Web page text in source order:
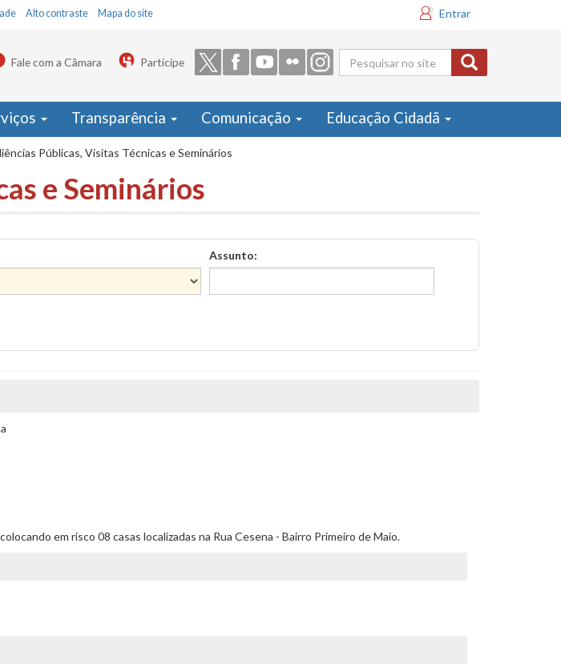
Alto contraste Mapa do site Entrar
Formulário
de busca
Fale com a Câmara Participe
Transparência Comunicação Educação Cidadã
Públicas, Visitas Técnicas e Seminários
e Seminários
Assunto:
em risco 08 casas localizadas na Rua Cesena - Bairro Primeiro de Maio.